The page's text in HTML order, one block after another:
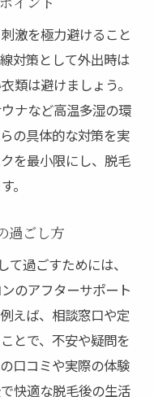
激を極力避けること
対策として外出時は
類は避けましょう。
ナなど高温多湿の環
の具体的な対策を実
を最小限にし、脱毛
。
過ごし方
過ごすためには、
のアフターサポート
えば、相談窓口や定
とで、不安や疑問を
口コミや実際の体験
快適な脱毛後の生活